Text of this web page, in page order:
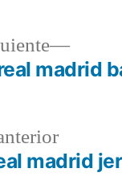
Entrada
madrid
Entrada
madrid